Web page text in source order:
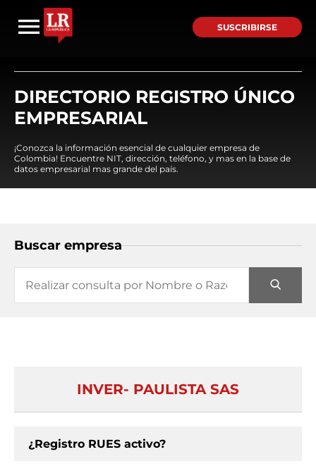
SUSCRIBIRSE
DIRECTORIO REGISTRO ÚNICO
EMPRESARIAL
¡Conozca la información esencial de cualquier empresa de
Colombia! Encuentre NIT, dirección, teléfono, y mas en la base de
datos empresarial mas grande del país.
Buscar empresa
INVER- PAULISTA SAS
¿Registro RUES activo?